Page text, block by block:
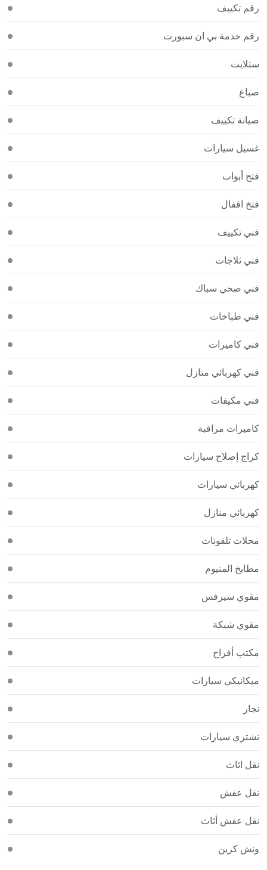
رقم تكييف
رقم خدمة بي ان سبورت
ستلايت
صباغ
صيانة تكييف
غسيل سيارات
فتح أبواب
فتخ اقفال
فني تكييف
فني ثلاجات
فني صحي سباك
فني طباخات
فني كاميرات
فني كهربائي منازل
فني مكيفات
كاميرات مراقبة
كراج إصلاح سيارات
كهربائي سيارات
كهربائي منازل
محلات تلفونات
مطابخ المنيوم
مقوي سيرفس
مقوي شبكة
مكتب أفراح
ميكانيكي سيارات
نجار
نشتري سيارات
نقل اثاث
نقل عفش
نقل عفش أثاث
ونش كرين